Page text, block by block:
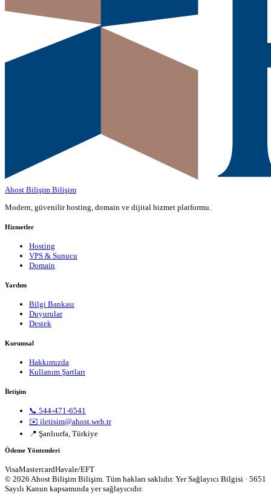
Ahost Bilişim Bilişim
Modern, güvenilir hosting, domain ve dijital hizmet platformu.
Hizmetler
Hosting
VPS & Sunucu
Domain
Yardım
Bilgi Bankası
Duyurular
Destek
Kurumsal
Hakkımızda
Kullanım Şartları
İletişim
📞 544-471-6541
✉️ iletisim@ahost.web.tr
📍 Şanlıurfa, Türkiye
Ödeme Yöntemleri
VisaMastercardHavale/EFT
© 2026 Ahost Bilişim Bilişim. Tüm hakları saklıdır. Yer Sağlayıcı Bilgisi · 5651
Sayılı Kanun kapsamında yer sağlayıcıdır.